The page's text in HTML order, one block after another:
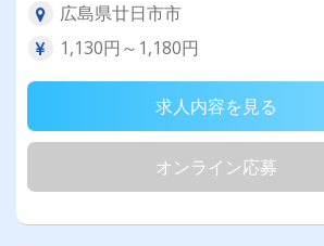
広島県廿日市市
1,130円～1,180円
求人内容を見る
オンライン応募